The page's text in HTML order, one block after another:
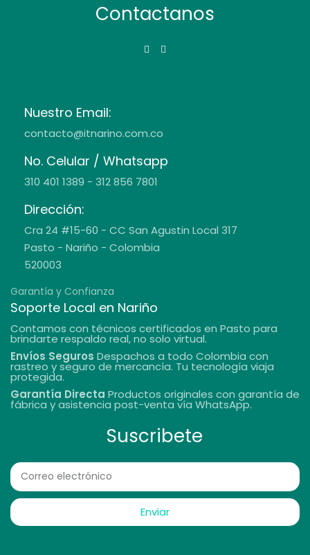
Contactanos
Nuestro Email:
contacto@itnarino.com.co
No. Celular / Whatsapp
310 401 1389 - 312 856 7801
Dirección:
Cra 24 #15-60 - CC San Agustin Local 317
Pasto - Nariño - Colombia
520003
Garantía y Confianza
Soporte Local en Nariño
Contamos con técnicos certificados en Pasto para
brindarte respaldo real, no solo virtual.
Envíos Seguros Despachos a todo Colombia con
rastreo y seguro de mercancía. Tu tecnología viaja
protegida.
Garantía Directa Productos originales con garantía de
fábrica y asistencia post-venta vía WhatsApp.
Suscribete
Enviar